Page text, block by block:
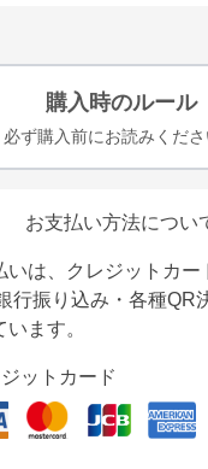
購入時のルール
必ず購入前にお読みくださ
お支払い方法につい
いは、クレジットカー
行振り込み・各種QR
います。
ットカード